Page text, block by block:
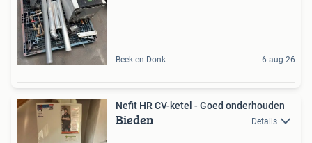
Beek en Donk 6 aug 26
Nefit HR CV-ketel - Goed onderhouden
Bieden Details